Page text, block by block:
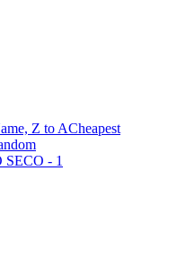
Z to ACheapest